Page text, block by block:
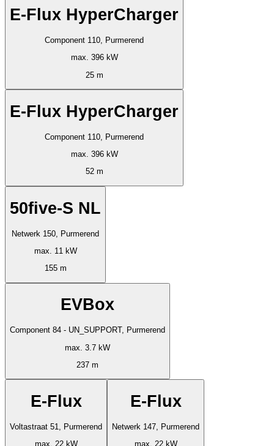
E-Flux HyperCharger
Component 110, Purmerend
max. 396 kW
25 m
E-Flux HyperCharger
Component 110, Purmerend
max. 396 kW
52 m
50five-S NL
Netwerk 150, Purmerend
max. 11 kW
155 m
EVBox
Component 84 - UN_SUPPORT, Purmerend
max. 3.7 kW
237 m
E-Flux
Voltastraat 51, Purmerend
max. 22 kW
E-Flux
Netwerk 147, Purmerend
max. 22 kW